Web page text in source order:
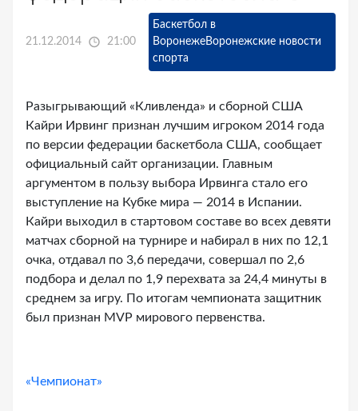
21.12.2014 21:00
Баскетбол в
ВоронежеВоронежские новости
спорта
Разыгрывающий «Кливленда» и сборной США
Кайри Ирвинг признан лучшим игроком 2014 года
по версии федерации баскетбола США, сообщает
официальный сайт организации. Главным
аргументом в пользу выбора Ирвинга стало его
выступление на Кубке мира — 2014 в Испании.
Кайри выходил в стартовом составе во всех девяти
матчах сборной на турнире и набирал в них по 12,1
очка, отдавал по 3,6 передачи, совершал по 2,6
подбора и делал по 1,9 перехвата за 24,4 минуты в
среднем за игру. По итогам чемпионата защитник
был признан MVP мирового первенства.
«Чемпионат»